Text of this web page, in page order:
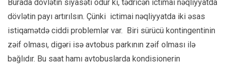
Burada dövlətin siyasəti odur ki, tədricən ictimai nəqliyyatda
dövlətin payı artırılsın. Çünki ictimai nəqliyyatda iki əsas
istiqamətdə ciddi problemlər var. Biri sürücü kontingentinin
zəif olması, digəri isə avtobus parkının zəif olması ilə
bağlıdır. Bu saat hamı avtobuslarda kondisionerin